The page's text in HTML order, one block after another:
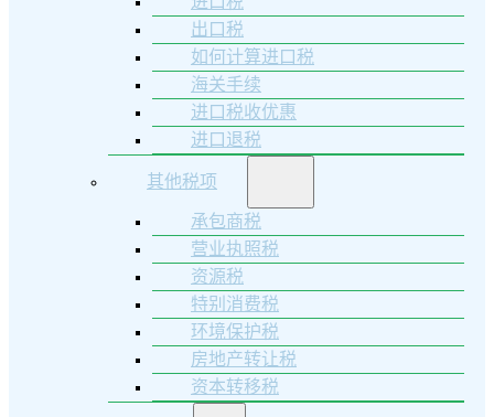
出口税
如何计算进口税
海关手续
进口税收优惠
进口退税
其他税项
承包商税
营业执照税
资源税
特别消费税
环境保护税
房地产转让税
资本转移税